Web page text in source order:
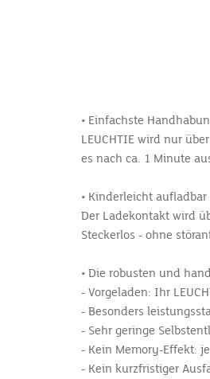
• Einfachste
LEUCHTIE wird nur
es nach ca. 1 Minute
• Kinderleicht
Der Ladekontakt wird
Steckerlos - ohne
• Die robusten und
- Vorgeladen: Ihr
- Besonders
- Sehr geringe
- Kein Memory-Effekt:
- Kein kurzfristiger